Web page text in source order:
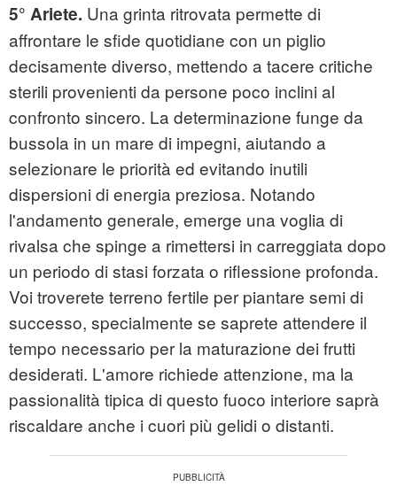
5° Ariete. Una grinta ritrovata permette di
affrontare le sfide quotidiane con un piglio
decisamente diverso, mettendo a tacere critiche
sterili provenienti da persone poco inclini al
confronto sincero. La determinazione funge da
bussola in un mare di impegni, aiutando a
selezionare le priorità ed evitando inutili
dispersioni di energia preziosa. Notando
l'andamento generale, emerge una voglia di
rivalsa che spinge a rimettersi in carreggiata dopo
un periodo di stasi forzata o riflessione profonda.
Voi troverete terreno fertile per piantare semi di
successo, specialmente se saprete attendere il
tempo necessario per la maturazione dei frutti
desiderati. L'amore richiede attenzione, ma la
passionalità tipica di questo fuoco interiore saprà
riscaldare anche i cuori più gelidi o distanti.